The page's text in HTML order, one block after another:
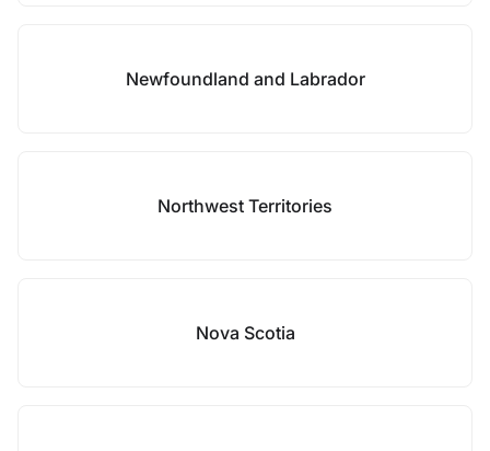
Newfoundland and Labrador
Northwest Territories
Nova Scotia